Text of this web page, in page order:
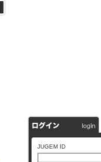
JUGEM ID